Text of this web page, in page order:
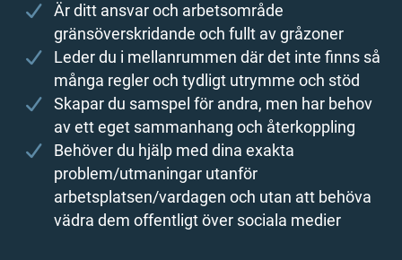
Är ditt ansvar och arbetsområde
gränsöverskridande och fullt av gråzoner
Leder du i mellanrummen där det inte finns så
många regler och tydligt utrymme och stöd
Skapar du samspel för andra, men har behov
av ett eget sammanhang och återkoppling
Behöver du hjälp med dina exakta
problem/utmaningar utanför
arbetsplatsen/vardagen och utan att behöva
vädra dem offentligt över sociala medier